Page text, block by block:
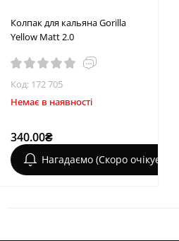
Колпак для кальяна Gorilla
Yellow Matt 2.0
Код: 172 705
Немає в наявності
340.00₴
Нагадаємо (Скоро очікується)